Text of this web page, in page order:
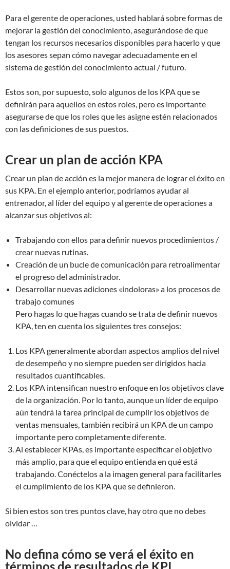
Para el gerente de operaciones, usted hablará sobre formas de
mejorar la gestión del conocimiento, asegurándose de que
tengan los recursos necesarios disponibles para hacerlo y que
los asesores sepan cómo navegar adecuadamente en el
sistema de gestión del conocimiento actual / futuro.
Estos son, por supuesto, solo algunos de los KPA que se
definirán para aquellos en estos roles, pero es importante
asegurarse de que los roles que les asigne estén relacionados
con las definiciones de sus puestos.
Crear un plan de acción KPA
Crear un plan de acción es la mejor manera de lograr el éxito en
sus KPA. En el ejemplo anterior, podríamos ayudar al
entrenador, al líder del equipo y al gerente de operaciones a
alcanzar sus objetivos al:
Trabajando con ellos para definir nuevos procedimientos /
crear nuevas rutinas.
Creación de un bucle de comunicación para retroalimentar
el progreso del administrador.
Desarrollar nuevas adiciones «indoloras» a los procesos de
trabajo comunes
Pero hagas lo que hagas cuando se trata de definir nuevos
KPA, ten en cuenta los siguientes tres consejos:
Los KPA generalmente abordan aspectos amplios del nivel
de desempeño y no siempre pueden ser dirigidos hacia
resultados cuantificables.
Los KPA intensifican nuestro enfoque en los objetivos clave
de la organización. Por lo tanto, aunque un líder de equipo
aún tendrá la tarea principal de cumplir los objetivos de
ventas mensuales, también recibirá un KPA de un campo
importante pero completamente diferente.
Al establecer KPAs, es importante especificar el objetivo
más amplio, para que el equipo entienda en qué está
trabajando. Conéctelos a la imagen general para facilitarles
el cumplimiento de los KPA que se definieron.
Si bien estos son tres puntos clave, hay otro que no debes
olvidar …
No defina cómo se verá el éxito en